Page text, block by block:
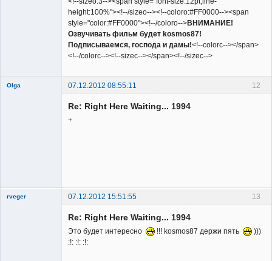
height:100%"><!--/sizeo--><!--coloro:#FF0000--><span
style="color:#FF0000"><!--/coloro-->ВНИМАНИЕ!
Озвучивать фильм будет kosmos87!
Подписываемся, господа и дамы!<!--colorc--></span>
<!--/colorc--><!--sizec--></span><!--/sizec-->
12
Olga 07.12.2012 08:55:11
Re: Right Here Waiting... 1994
+
13
rveger 07.12.2012 15:51:55
Re: Right Here Waiting... 1994
Это будет интересно !!! kosmos87 держи пять
)))
:!: :!: :!: